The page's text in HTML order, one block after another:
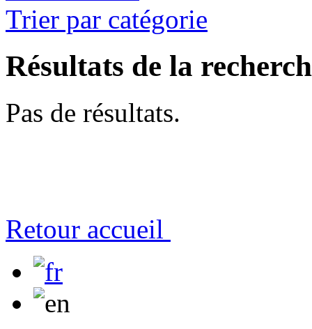
Trier par catégorie
Résultats de la
Pas de résultats.
Retour accueil